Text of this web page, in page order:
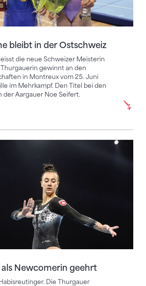
bleibt in der Ostschweiz
die neue Schweizer Meisterin
gewinnt an den
in Montreux vom 25. Juni
im Mehrkampf. Den Titel bei den
der Aargauer Noe Seifert.
Newcomerin geehrt
Die Thurgauer